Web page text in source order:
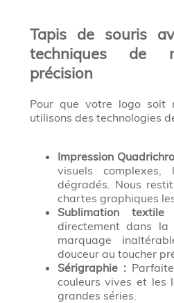
Tapis de souris
techniques de
précision
Pour que votre logo soit
utilisons des technologies
Impression
visuels
dégradés. Nous
chartes graphiques
Sublimation
directement dans
marquage
douceur au toucher
Sérigraphie :
couleurs vives et les
grandes séries.